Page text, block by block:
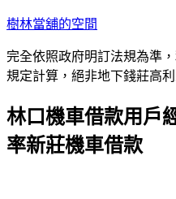
跳
主
要
容
樹林當舖的空間
完全依照政府明訂法規為準
規定計算，絕非地下錢莊高利
林口機車借款用戶
率新莊機車借款